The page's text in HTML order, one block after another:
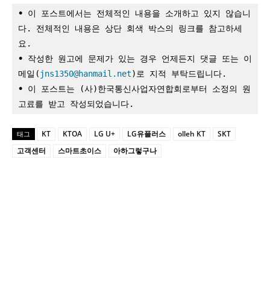
• 이 포스트에서는 전체적인 내용을 소개하고 있지 않습니
다. 전체적인 내용은 상단 회색 박스의 링크를 참고하세
요.
• 작성한 원고에 문제가 있는 경우 언제든지 댓글 또는 이
메일( jns1350@hanmail.net)로 지적 부탁드립니다.
• 이 포스트는 (사)한국통신사업자연합회로부터 소정의 원
고료를 받고 작성되었습니다.
태그 KT KTOA LG U+ LG유플러스 olleh KT
SKT
고객센터
스마트초이스 아하그렇구나